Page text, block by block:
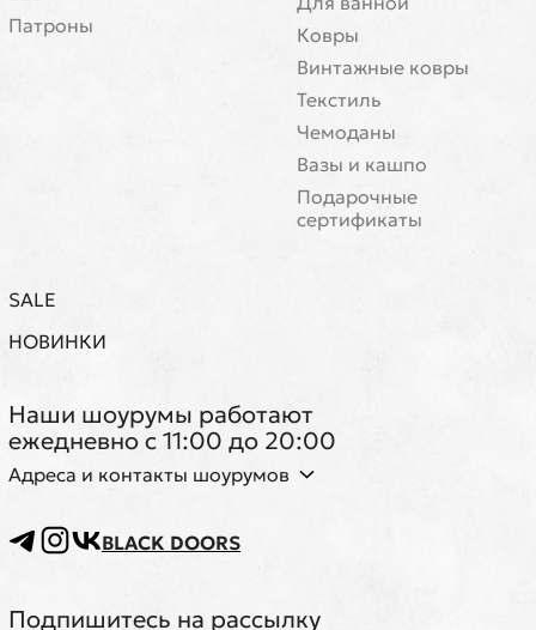
Патроны
Ковры
Винтажные ковры
Текстиль
Чемоданы
Вазы и кашпо
Подарочные
сертификаты
SALE
НОВИНКИ
Наши шоурумы работают
ежедневно с 11:00 до 20:00
Адреса и контакты шоурумов
BLACK DOORS
Подпишитесь на рассылку